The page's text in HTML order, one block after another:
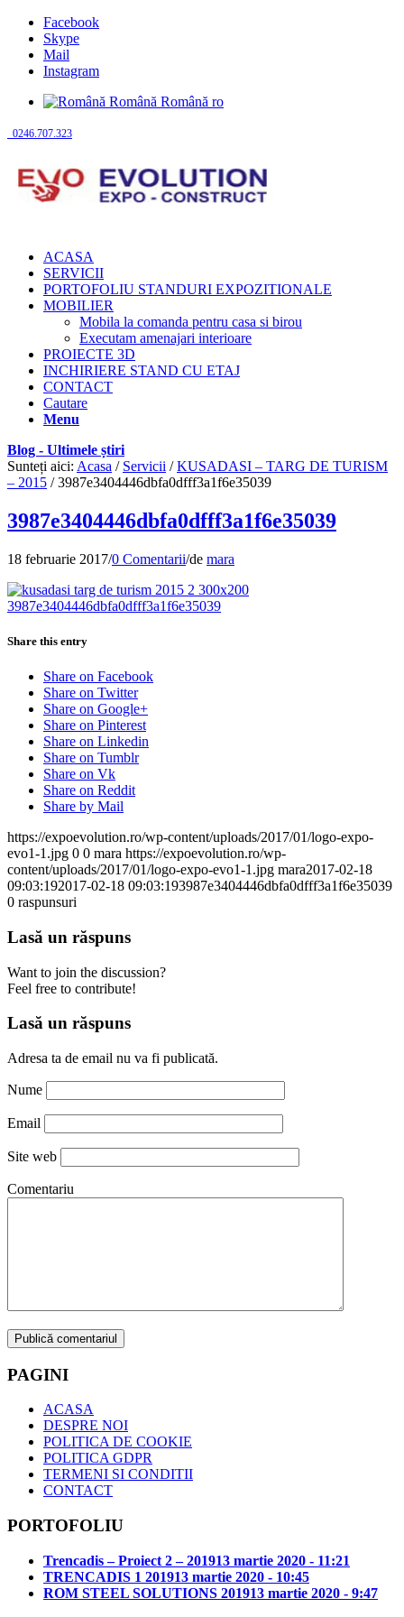
Facebook
Skype
Mail
Instagram
Română Română ro
0246.707.323
ACASA
SERVICII
PORTOFOLIU STANDURI EXPOZITIONALE
MOBILIER
Mobila la comanda pentru casa si birou
Executam amenajari interioare
PROIECTE 3D
INCHIRIERE STAND CU ETAJ
CONTACT
Cautare
Menu
Blog - Ultimele știri
Sunteți aici: Acasa / Servicii / KUSADASI – TARG DE TURISM
– 2015 / 3987e3404446dbfa0dfff3a1f6e35039
3987e3404446dbfa0dfff3a1f6e35039
18 februarie 2017/0 Comentarii/de mara
Share this entry
Share on Facebook
Share on Twitter
Share on Google+
Share on Pinterest
Share on Linkedin
Share on Tumblr
Share on Vk
Share on Reddit
Share by Mail
https://expoevolution.ro/wp-content/uploads/2017/01/logo-expo-
evo1-1.jpg 0 0 mara https://expoevolution.ro/wp-
content/uploads/2017/01/logo-expo-evo1-1.jpg mara2017-02-18
09:03:192017-02-18 09:03:193987e3404446dbfa0dfff3a1f6e35039
0 raspunsuri
Lasă un răspuns
Want to join the discussion?
Feel free to contribute!
Lasă un răspuns
Adresa ta de email nu va fi publicată.
Nume
Email
Site web
Comentariu
PAGINI
ACASA
DESPRE NOI
POLITICA DE COOKIE
POLITICA GDPR
TERMENI SI CONDITII
CONTACT
PORTOFOLIU
Trencadis – Proiect 2 – 201913 martie 2020 - 11:21
TRENCADIS 1 201913 martie 2020 - 10:45
ROM STEEL SOLUTIONS 201913 martie 2020 - 9:47